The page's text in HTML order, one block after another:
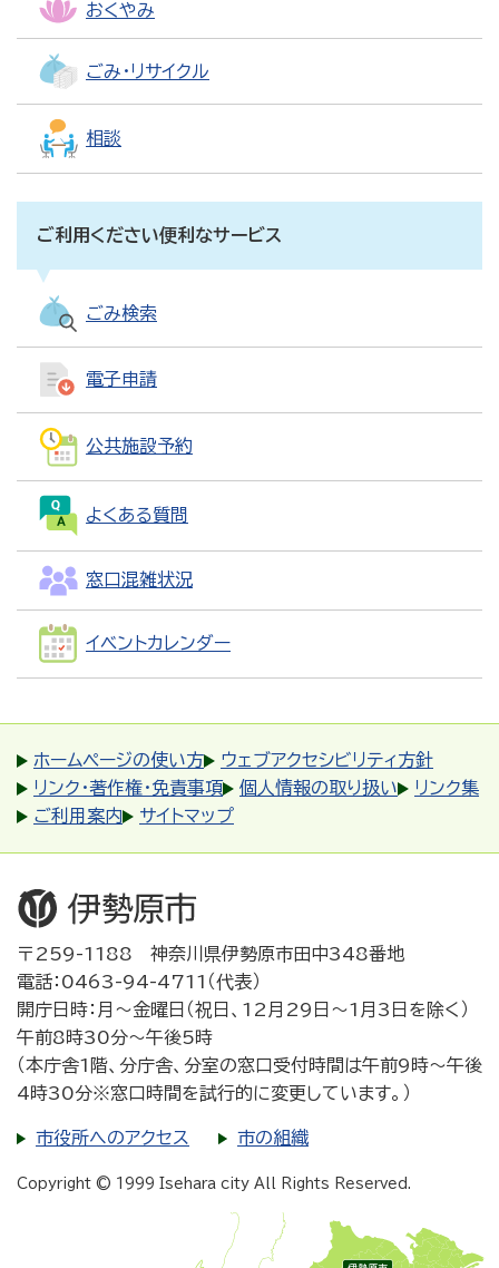
おくやみ
ごみ・リサイクル
相談
ご利用ください便利なサービス
ごみ検索
電子申請
公共施設予約
よくある質問
窓口混雑状況
イベントカレンダー
ホームページの使い方
ウェブアクセシビリティ方針
リンク・著作権・免責事項
個人情報の取り扱い
リンク集
ご利用案内
サイトマップ
〒259-1188 神奈川県伊勢原市田中348番地
電話：0463-94-4711（代表）
開庁日時：月～金曜日（祝日、12月29日～1月3日を除く）
午前8時30分～午後5時
（本庁舎1階、分庁舎、分室の窓口受付時間は午前9時～午後
4時30分※窓口時間を試行的に変更しています。）
市役所へのアクセス 市の組織
Copyright © 1999 Isehara city All Rights Reserved.